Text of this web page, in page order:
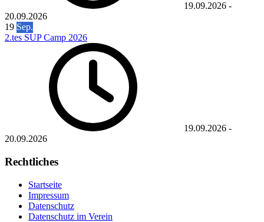
19.09.2026 -
20.09.2026
19 Sep.
2.tes SUP Camp 2026
19.09.2026 -
20.09.2026
Rechtliches
Startseite
Impressum
Datenschutz
Datenschutz im Verein